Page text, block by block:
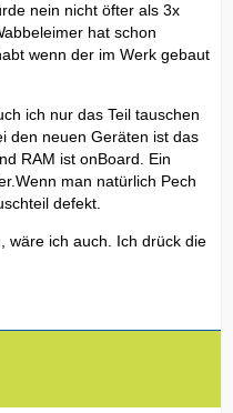
nein nicht öfter als 3x
hat schon
wenn der im Werk gebaut
ich nur das Teil tauschen
den neuen Geräten ist das
RAM ist onBoard. Ein
man natürlich Pech
defekt.
wäre ich auch. Ich drück die